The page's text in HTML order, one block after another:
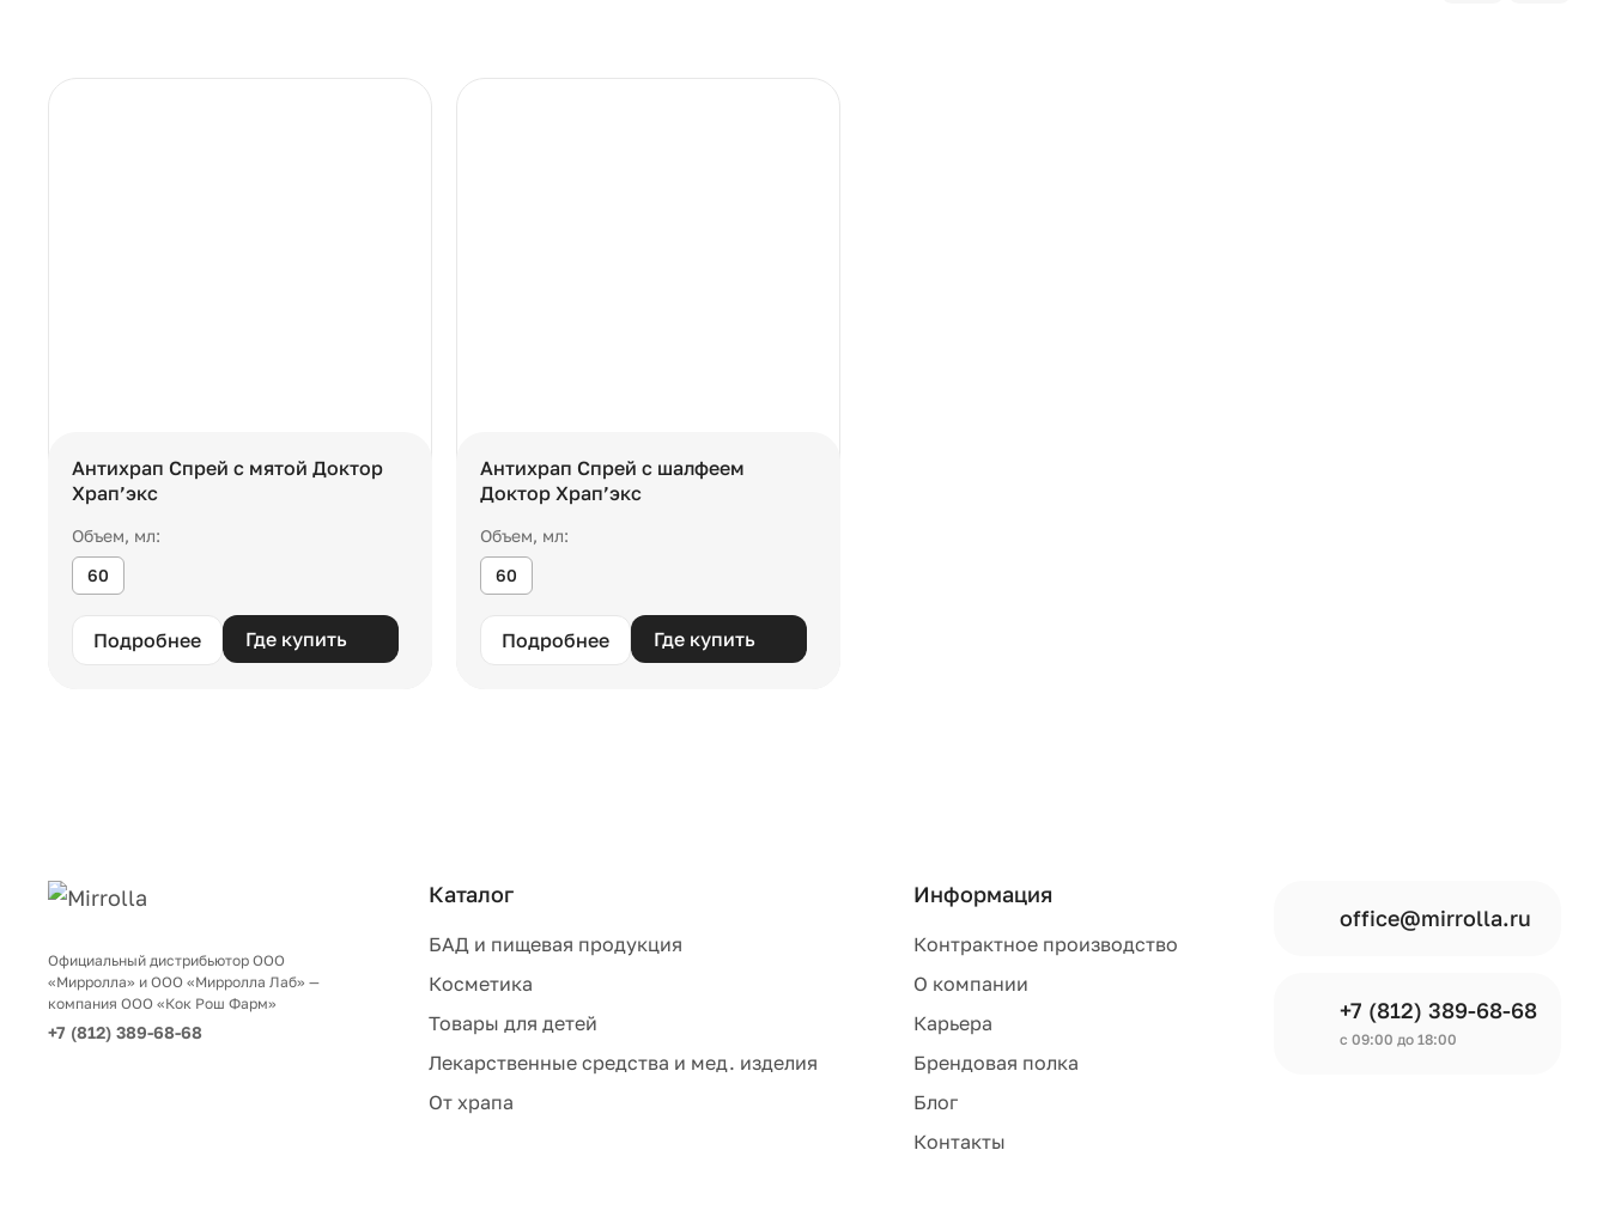
Антихрап Спрей с мятой Доктор
Храп’экс
Объем, мл:
60
Подробнее Где купить
Антихрап Спрей с шалфеем
Доктор Храп’экс
Объем, мл:
60
Подробнее Где купить
Официальный дистрибьютор ООО
«Мирролла» и ООО «Мирролла Лаб» —
компания ООО «Кок Рош Фарм»
+7 (812) 389-68-68
Каталог
БАД и пищевая продукция
Косметика
Товары для детей
Лекарственные средства и мед. изделия
От храпа
Информация
Контрактное производство
О компании
Карьера
Брендовая полка
Блог
Контакты
office@mirrolla.ru
+7 (812) 389-68-68
с 09:00 до 18:00